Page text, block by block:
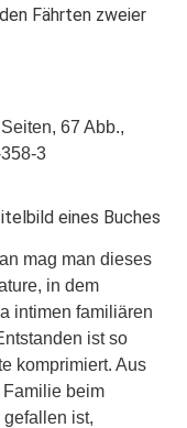
Fährten zweier
67 Abb.,
3
mag man dieses
in dem
intimen familiären
ist so
komprimiert. Aus
beim
ist,